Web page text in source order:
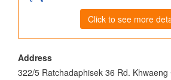
Click to see more
Address
322/5 Ratchadaphisek 36 Rd.